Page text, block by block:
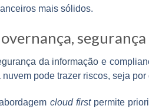
mais sólidos.
da informação e
nuvem pode trazer riscos, seja
cloud firstpermite